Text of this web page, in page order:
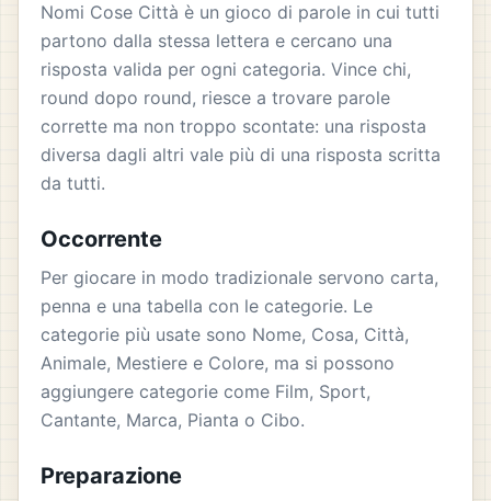
Nomi Cose Città è un gioco di parole in cui tutti
partono dalla stessa lettera e cercano una
risposta valida per ogni categoria. Vince chi,
round dopo round, riesce a trovare parole
corrette ma non troppo scontate: una risposta
diversa dagli altri vale più di una risposta scritta
da tutti.
Occorrente
Per giocare in modo tradizionale servono carta,
penna e una tabella con le categorie. Le
categorie più usate sono Nome, Cosa, Città,
Animale, Mestiere e Colore, ma si possono
aggiungere categorie come Film, Sport,
Cantante, Marca, Pianta o Cibo.
Preparazione